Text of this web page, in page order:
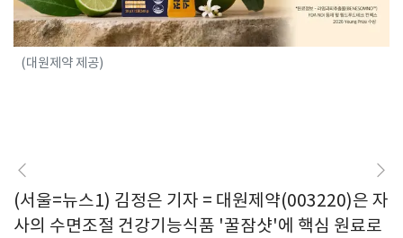
(대원제약 제공)
(서울=뉴스1) 김정은 기자 = 대원제약(003220)은 자
사의 수면조절 건강기능식품 '꿀잠샷'에 핵심 원료로